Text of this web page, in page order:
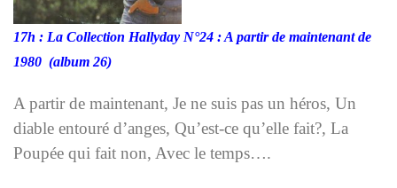
17h : La Collection Hallyday N°24 : A partir de maintenant de
1980 (album 26)
A partir de maintenant, Je ne suis pas un héros, Un
diable entouré d’anges, Qu’est-ce qu’elle fait?, La
Poupée qui fait non, Avec le temps….